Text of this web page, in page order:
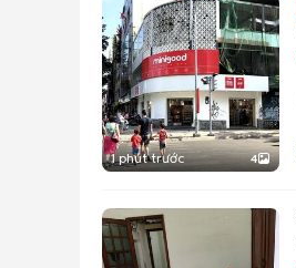
1 phút trước 4